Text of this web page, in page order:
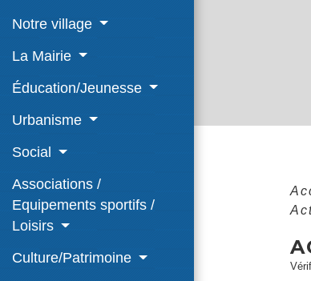
Notre village
La Mairie
Éducation/Jeunesse
Urbanisme
Social
Associations /
Equipements sportifs /
Loisirs
Culture/Patrimoine